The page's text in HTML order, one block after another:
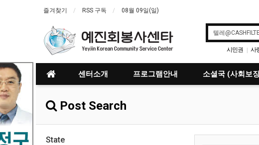
즐겨찾기 RSS 구독 08월 09일(일)
시민권 | 사
센터소개 프로그램안내 소셜국 (사회보
Post Search
State